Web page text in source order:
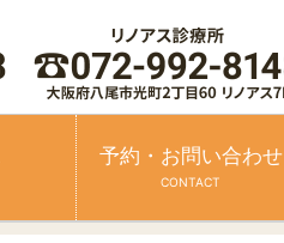
予約・お問い合わせ
CONTACT